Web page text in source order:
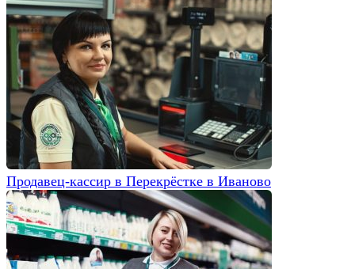
Продавец-кассир в Перекрёстке в Иваново